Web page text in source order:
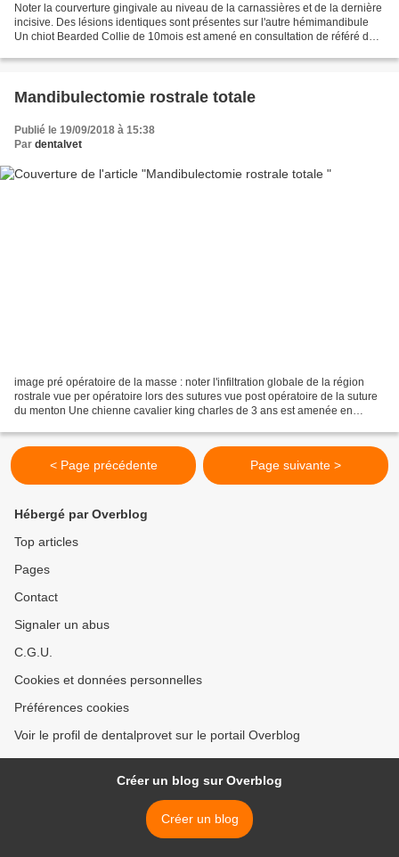
Noter la courverture gingivale au niveau de la carnassières et de la dernière
incisive. Des lésions identiques sont présentes sur l'autre hémimandibule
Un chiot Bearded Collie de 10mois est amené en consultation de référé de
Mandibulectomie rostrale totale
Publié le 19/09/2018 à 15:38
Par dentalvet
image pré opératoire de la masse : noter l'infiltration globale de la région
rostrale vue per opératoire lors des sutures vue post opératoire de la suture
du menton Une chienne cavalier king charles de 3 ans est amenée en
< Page précédente Page suivante >
Hébergé par Overblog
Top articles
Pages
Contact
Signaler un abus
C.G.U.
Cookies et données personnelles
Préférences cookies
Voir le profil de dentalprovet sur le portail Overblog
Créer un blog sur Overblog
Créer un blog